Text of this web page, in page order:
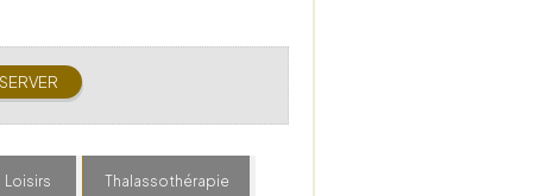
Loisirs Thalassothérapie